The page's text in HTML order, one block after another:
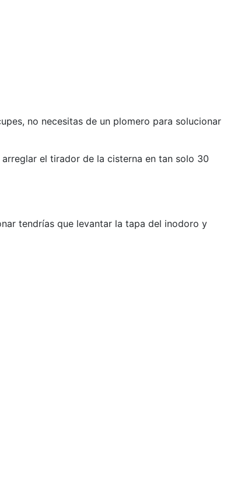
no necesitas de un plomero para solucionar
el tirador de la cisterna en tan solo 30
tendrías que levantar la tapa del inodoro y